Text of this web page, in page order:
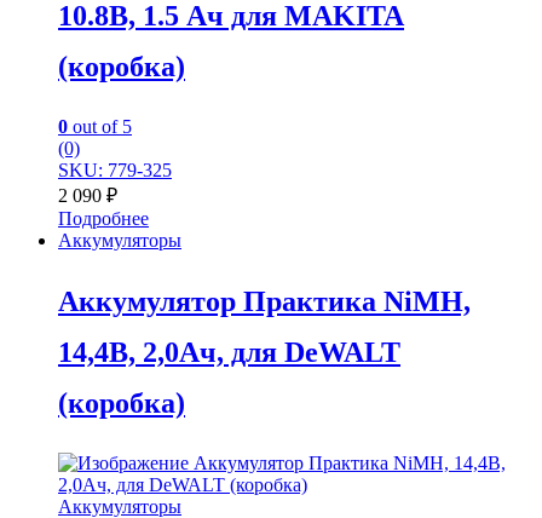
10.8В, 1.5 Ач для MAKITA
(коробка)
0 out of 5
(0)
SKU: 779-325
2 090 ₽
Подробнее
Аккумуляторы
Аккумулятор Практика NiMH,
14,4В, 2,0Ач, для DeWALT
(коробка)
Аккумуляторы